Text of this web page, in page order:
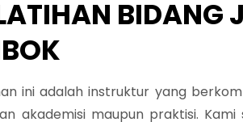
BIDANG
ini adalah instruktur yang
akademisi maupun praktisi.